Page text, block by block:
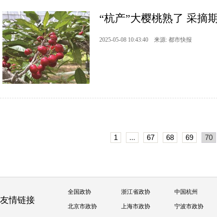
“杭产”大樱桃熟了 采摘
2025-05-08 10:43:40 来源: 都市快报
1 ... 67 68 69 70
友情链接
全国政协 浙江省政协 中国杭州
北京市政协 上海市政协 宁波市政协